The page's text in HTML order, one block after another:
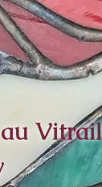
Vitrail